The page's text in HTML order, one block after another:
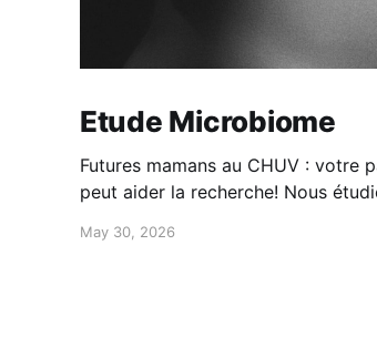
Etude Microbiome
Futures mamans au CHUV : votre participation
peut aider la recherche! Nous étudions le
à domicile -questionnaires + prélèvements
May 30, 2026